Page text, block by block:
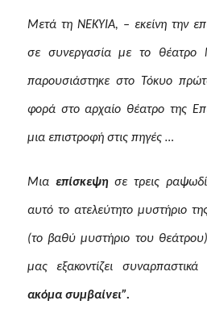
Μετά τη ΝΕΚΥΙΑ, – εκείνη την
σε συνεργασία με το θέατρο
παρουσιάστηκε στο Τόκυο
φορά στο αρχαίο θέατρο της
μια επιστροφή στις πηγές …
Μια επίσκεψησε τρεις
αυτό το ατελεύτητο μυστήριο
(το βαθύ μυστήριο του
μας εξακοντίζει συναρπαστικά
ακόμα συμβαίνει”.